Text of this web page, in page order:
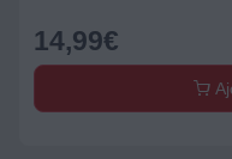
14,99€